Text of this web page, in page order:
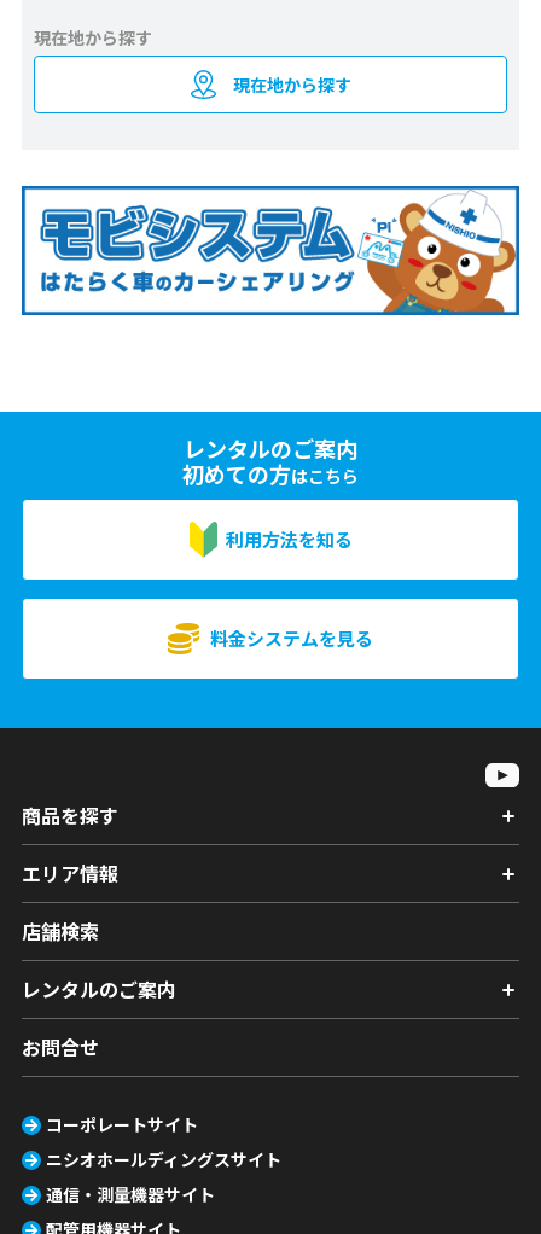
現在地から探す
現在地から探す
レンタルのご案内
初めての方はこちら
利用方法を知る
料金システムを見る
商品を探す
エリア情報
店舗検索
レンタルのご案内
お問合せ
コーポレートサイト
ニシオホールディングスサイト
通信・測量機器サイト
配管用機器サイト